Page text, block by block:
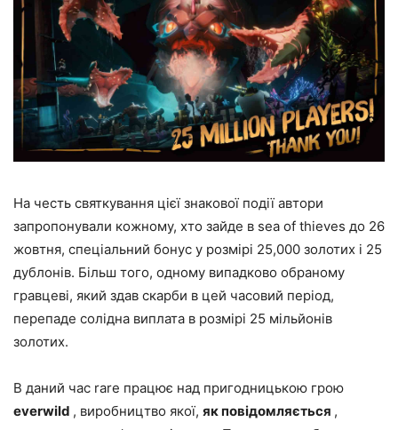
На честь святкування цієї знакової події автори
запропонували кожному, хто зайде в sea of thieves до 26
жовтня, спеціальний бонус у розмірі 25,000 золотих і 25
дублонів. Більш того, одному випадково обраному
гравцеві, який здав скарби в цей часовий період,
перепаде солідна виплата в розмірі 25 мільйонів
золотих.
В даний час rare працює над пригодницькою грою
everwild , виробництво якої, як повідомляється ,